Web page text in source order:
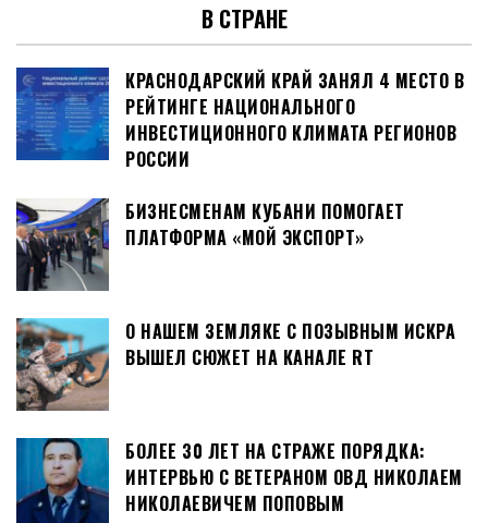
В СТРАНЕ
КРАСНОДАРСКИЙ КРАЙ ЗАНЯЛ 4 МЕСТО В
РЕЙТИНГЕ НАЦИОНАЛЬНОГО
ИНВЕСТИЦИОННОГО КЛИМАТА РЕГИОНОВ
РОССИИ
БИЗНЕСМЕНАМ КУБАНИ ПОМОГАЕТ
ПЛАТФОРМА «МОЙ ЭКСПОРТ»
О НАШЕМ ЗЕМЛЯКЕ С ПОЗЫВНЫМ ИСКРА
ВЫШЕЛ СЮЖЕТ НА КАНАЛЕ RT
БОЛЕЕ 30 ЛЕТ НА СТРАЖЕ ПОРЯДКА:
ИНТЕРВЬЮ С ВЕТЕРАНОМ ОВД НИКОЛАЕМ
НИКОЛАЕВИЧЕМ ПОПОВЫМ